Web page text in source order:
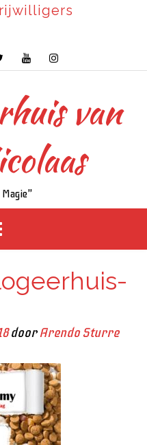
van
Magie"
doorArendo Sturre